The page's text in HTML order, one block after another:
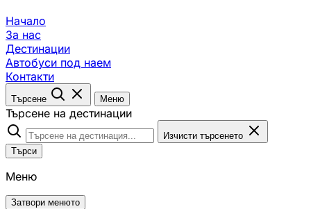
Начало
За нас
Дестинации
Автобуси под наем
Контакти
Търсене Меню
Търсене на дестинации
Изчисти търсенето
Търси
Меню
Затвори менюто